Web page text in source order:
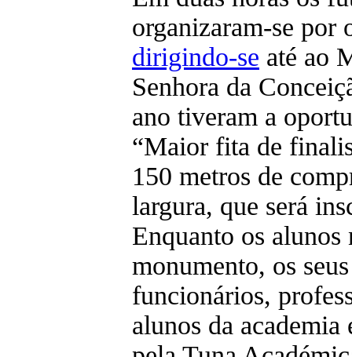
organizaram-se por
dirigindo-se até ao
Senhora da
ano tiveram a
“Maior fita de
150 metros de
largura, que será
Enquanto os alunos
monumento, os
funcionários,
alunos da academia